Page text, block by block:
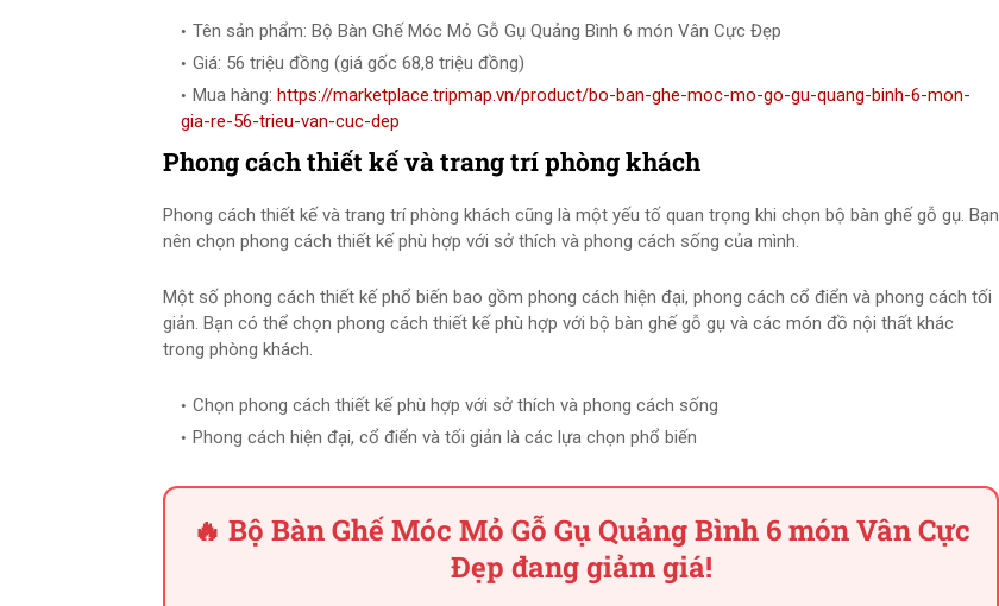
Tên sản phẩm: Bộ Bàn Ghế Móc Mỏ Gỗ Gụ Quảng Bình 6 món Vân Cực Đẹp
Giá: 56 triệu đồng (giá gốc 68,8 triệu đồng)
Mua hàng: https://marketplace.tripmap.vn/product/bo-ban-ghe-moc-mo-go-gu-quang-binh-6-mon-
gia-re-56-trieu-van-cuc-dep
Phong cách thiết kế và trang trí phòng khách
Phong cách thiết kế và trang trí phòng khách cũng là một yếu tố quan trọng khi chọn bộ bàn ghế gỗ gụ. Bạn
nên chọn phong cách thiết kế phù hợp với sở thích và phong cách sống của mình.
Một số phong cách thiết kế phổ biến bao gồm phong cách hiện đại, phong cách cổ điển và phong cách tối
giản. Bạn có thể chọn phong cách thiết kế phù hợp với bộ bàn ghế gỗ gụ và các món đồ nội thất khác
trong phòng khách.
Chọn phong cách thiết kế phù hợp với sở thích và phong cách sống
Phong cách hiện đại, cổ điển và tối giản là các lựa chọn phổ biến
🔥 Bộ Bàn Ghế Móc Mỏ Gỗ Gụ Quảng Bình 6 món Vân Cực
Đẹp đang giảm giá!